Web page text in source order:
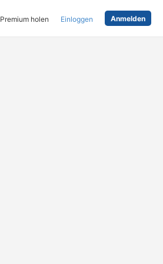
Premium holen Einloggen Anmelden